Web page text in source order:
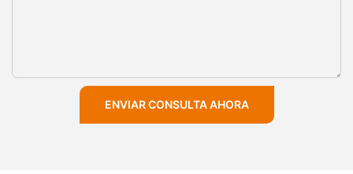
ENVIAR CONSULTA AHORA